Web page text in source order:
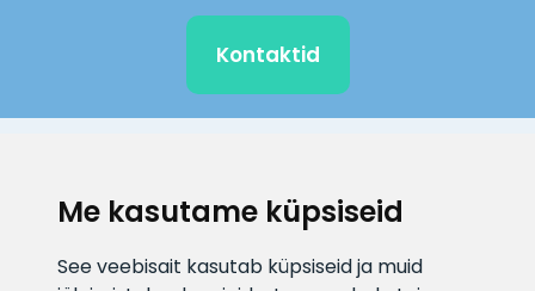
Me kasutame küpsiseid
See veebisait kasutab küpsiseid ja muid
Kontaktid
info@veefiltrid.ee
Infotelefon
+372 58862212